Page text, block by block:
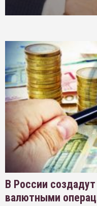
В России
валютными